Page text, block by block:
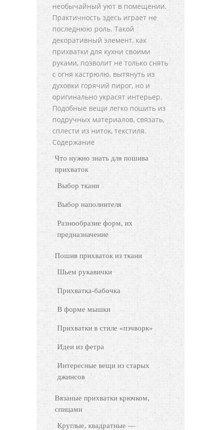
необычайный уют в помещении.
Практичность здесь играет не
последнюю роль. Такой
декоративный элемент, как
прихватки для кухни своими
руками, позволит не только снять
с огня кастрюлю, вытянуть из
духовки горячий пирог, но и
оригинально украсят интерьер.
Подобные вещи легко пошить из
подручных материалов, связать,
сплести из ниток, текстиля.
Содержание
Что нужно знать для пошива
прихваток
Выбор ткани
Выбор наполнителя
Разнообразие форм, их
предназначение
Пошив прихваток из ткани
Шьем рукавички
Прихватка-бабочка
В форме мышки
Прихватки в стиле «пэчворк»
Идеи из фетра
Интересные вещи из старых
джинсов
Вязаные прихватки крючком,
спицами
Круглые, квадратные —